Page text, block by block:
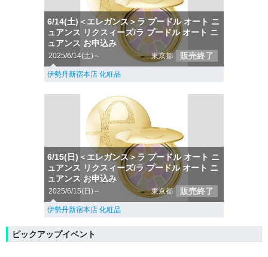
6/14(土)＜エレガンス＞ラ プードル オート ニ
ュアンス リクスィーズ/ラ プードル オート ニ
ュアンス お申込み
2025/6/14(土)～ 東京都 販売終了
伊勢丹新宿本店 化粧品
6/15(日)＜エレガンス＞ラ プードル オート ニ
ュアンス リクスィーズ/ラ プードル オート ニ
ュアンス お申込み
2025/6/15(日)～ 東京都 販売終了
伊勢丹新宿本店 化粧品
ピックアップイベント